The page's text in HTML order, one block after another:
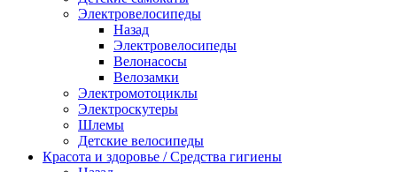
Электровелосипеды
Назад
Электровелосипеды
Велонасосы
Велозамки
Электромотоциклы
Электроскутеры
Шлемы
Детские велосипеды
Красота и здоровье / Средства гигиены